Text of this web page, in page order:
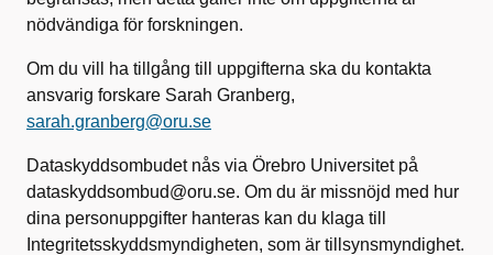
nödvändiga för forskningen.
Om du vill ha tillgång till uppgifterna ska du kontakta
ansvarig forskare Sarah Granberg,
sarah.granberg@oru.se
Dataskyddsombudet nås via Örebro Universitet på
dataskyddsombud@oru.se. Om du är missnöjd med hur
dina personuppgifter hanteras kan du klaga till
Integritetsskyddsmyndigheten, som är tillsynsmyndighet.